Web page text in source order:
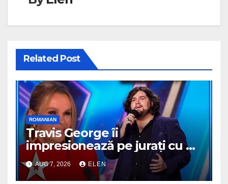
Related Post
ROMANIAN
Travis George îi
impresionează pe jurați cu o
reprezentație memorabilă
AUG 7, 2026 ELEN